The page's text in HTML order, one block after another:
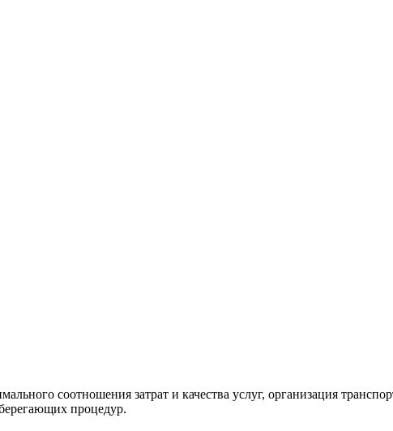
соотношения затрат и качества услуг, организация
процедур.